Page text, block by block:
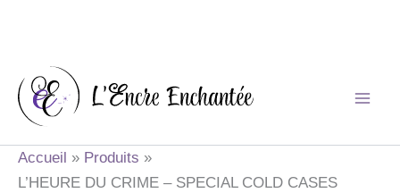
contenu
Accueil
Produits
L’HEURE DU CRIME – SPECIAL COLD CASES